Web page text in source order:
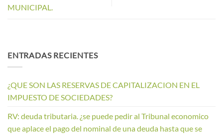
MUNICIPAL.
ENTRADAS RECIENTES
¿QUE SON LAS RESERVAS DE CAPITALIZACION EN EL
IMPUESTO DE SOCIEDADES?
RV: deuda tributaria. ¿se puede pedir al Tribunal economico
que aplace el pago del nominal de una deuda hasta que se